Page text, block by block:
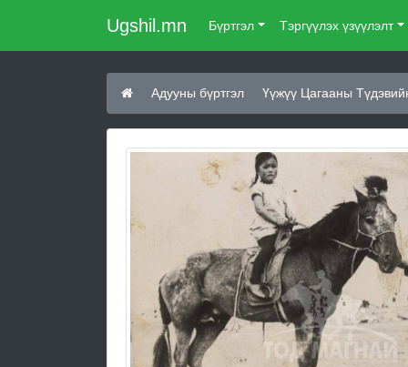
Ugshil.mn Бүртгэл Тэргүүлэх үзүүлэлт
Адууны бүртгэл Үүжүү Цагааны